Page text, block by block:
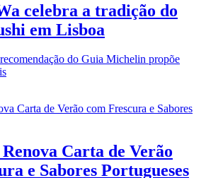
celebra a tradição do
em Lisboa
do Guia Michelin propõe
Carta de Verão
e Sabores Portugueses